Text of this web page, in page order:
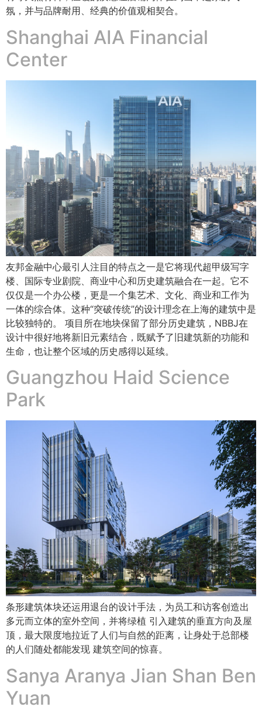
氛，并与品牌耐用、经典的价值观相契合。
Shanghai AIA Financial
Center
友邦金融中心最引人注目的特点之一是它将现代超甲级写字
楼、国际专业剧院、商业中心和历史建筑融合在一起。它不
仅仅是一个办公楼，更是一个集艺术、文化、商业和工作为
一体的综合体。这种“突破传统”的设计理念在上海的建筑中是
比较独特的。 项目所在地块保留了部分历史建筑，NBBJ在
设计中很好地将新旧元素结合，既赋予了旧建筑新的功能和
生命，也让整个区域的历史感得以延续。
Guangzhou Haid Science
Park
条形建筑体块还运用退台的设计手法，为员工和访客创造出
多元而立体的室外空间，并将绿植 引入建筑的垂直方向及屋
顶，最大限度地拉近了人们与自然的距离，让身处于总部楼
的人们随处都能发现 建筑空间的惊喜。
Sanya Aranya Jian Shan Ben
Yuan